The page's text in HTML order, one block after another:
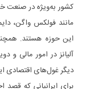
کشور به‌ویژه در صنعت
این حوزه هستند.
آلیانز در امور مالی و
دیگر غول‌های اقتصادی
برای ایرانیانی که قصد